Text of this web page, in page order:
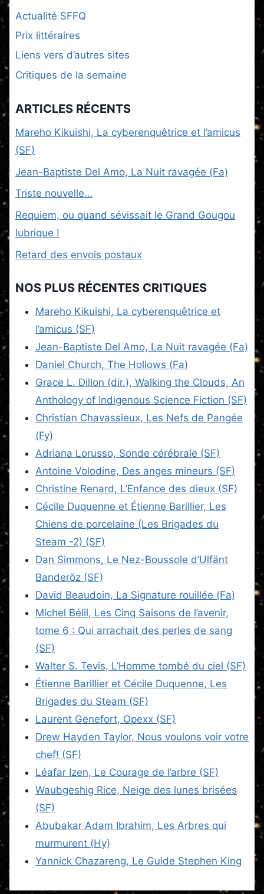
Actualité SFFQ
Prix littéraires
Liens vers d’autres sites
Critiques de la semaine
ARTICLES RÉCENTS
Mareho Kikuishi, La cyberenquêtrice et l’amicus
(SF)
Jean-Baptiste Del Amo, La Nuit ravagée (Fa)
Triste nouvelle…
Requiem, ou quand sévissait le Grand Gougou
lubrique !
Retard des envois postaux
NOS PLUS RÉCENTES CRITIQUES
Mareho Kikuishi, La cyberenquêtrice et
l’amicus (SF)
Jean-Baptiste Del Amo, La Nuit ravagée (Fa)
Daniel Church, The Hollows (Fa)
Grace L. Dillon (dir.), Walking the Clouds, An
Anthology of Indigenous Science Fiction (SF)
Christian Chavassieux, Les Nefs de Pangée
(Fy)
Adriana Lorusso, Sonde cérébrale (SF)
Antoine Volodine, Des anges mineurs (SF)
Christine Renard, L’Enfance des dieux (SF)
Cécile Duquenne et Étienne Barillier, Les
Chiens de porcelaine (Les Brigades du
Steam -2) (SF)
Dan Simmons, Le Nez-Boussole d’Ulfänt
Banderõz (SF)
David Beaudoin, La Signature rouillée (Fa)
Michel Bélil, Les Cinq Saisons de l’avenir,
tome 6 : Qui arrachait des perles de sang
(SF)
Walter S. Tevis, L’Homme tombé du ciel (SF)
Étienne Barillier et Cécile Duquenne, Les
Brigades du Steam (SF)
Laurent Genefort, Opexx (SF)
Drew Hayden Taylor, Nous voulons voir votre
chef! (SF)
Léafar Izen, Le Courage de l’arbre (SF)
Waubgeshig Rice, Neige des lunes brisées
(SF)
Abubakar Adam Ibrahim, Les Arbres qui
murmurent (Hy)
Yannick Chazareng, Le Guide Stephen King